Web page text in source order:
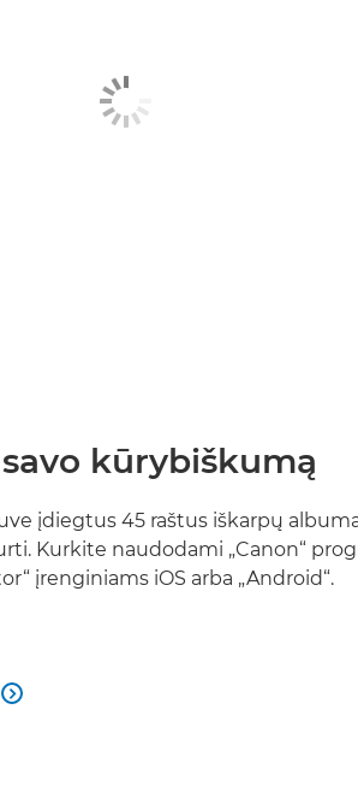
kūrybiškumą
įdiegtus 45 raštus iškarpų
Kurkite naudodami „Canon“
įrenginiams iOS arba „Android“.
